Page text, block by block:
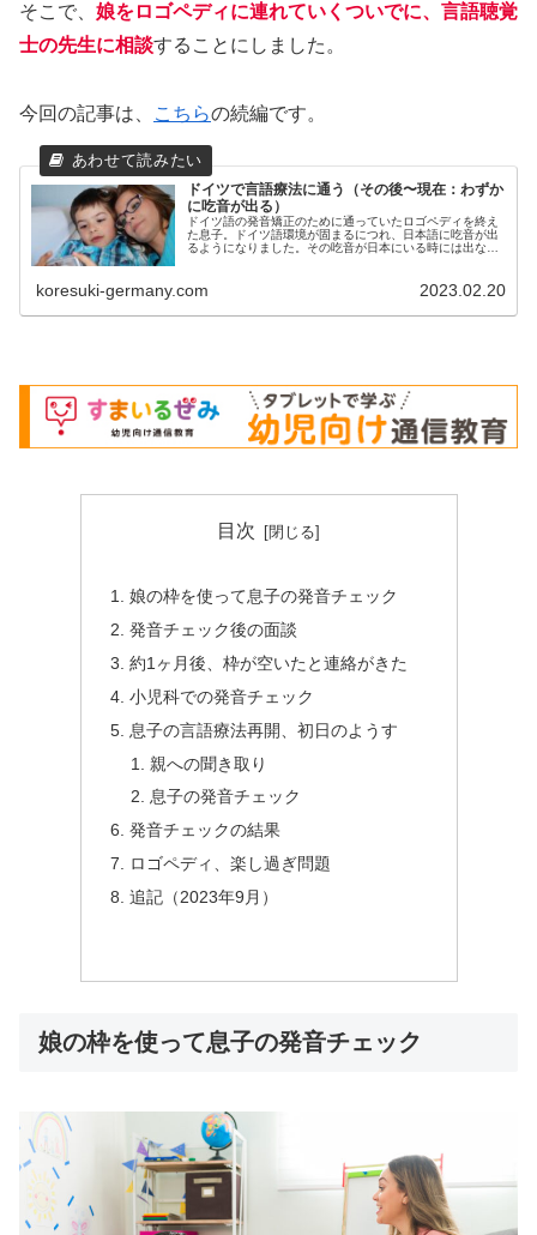
そこで、 娘をロゴペディに連れていくついでに、言語聴覚
士の先生に相談することにしました。
今回の記事は、 こちらの続編です。
ドイツで言語療法に通う（その後〜現在：わずか
に吃音が出る）
ドイツ語の発音矯正のために通っていたロゴペディを終え
た息子。ドイツ語環境が固まるにつれ、日本語に吃音が出
るようになりました。その吃音が日本にいる時には出ない
koresuki-germany.com 2023.02.20
目次
娘の枠を使って息子の発音チェック
発音チェック後の面談
約1ヶ月後、枠が空いたと連絡がきた
小児科での発音チェック
息子の言語療法再開、初日のようす
親への聞き取り
息子の発音チェック
発音チェックの結果
ロゴペディ、楽し過ぎ問題
追記（2023年9月）
娘の枠を使って息子の発音チェック